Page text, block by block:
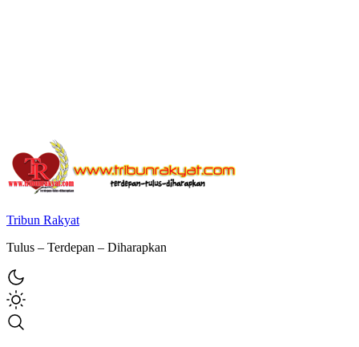
Tribun Rakyat
Tulus – Terdepan – Diharapkan